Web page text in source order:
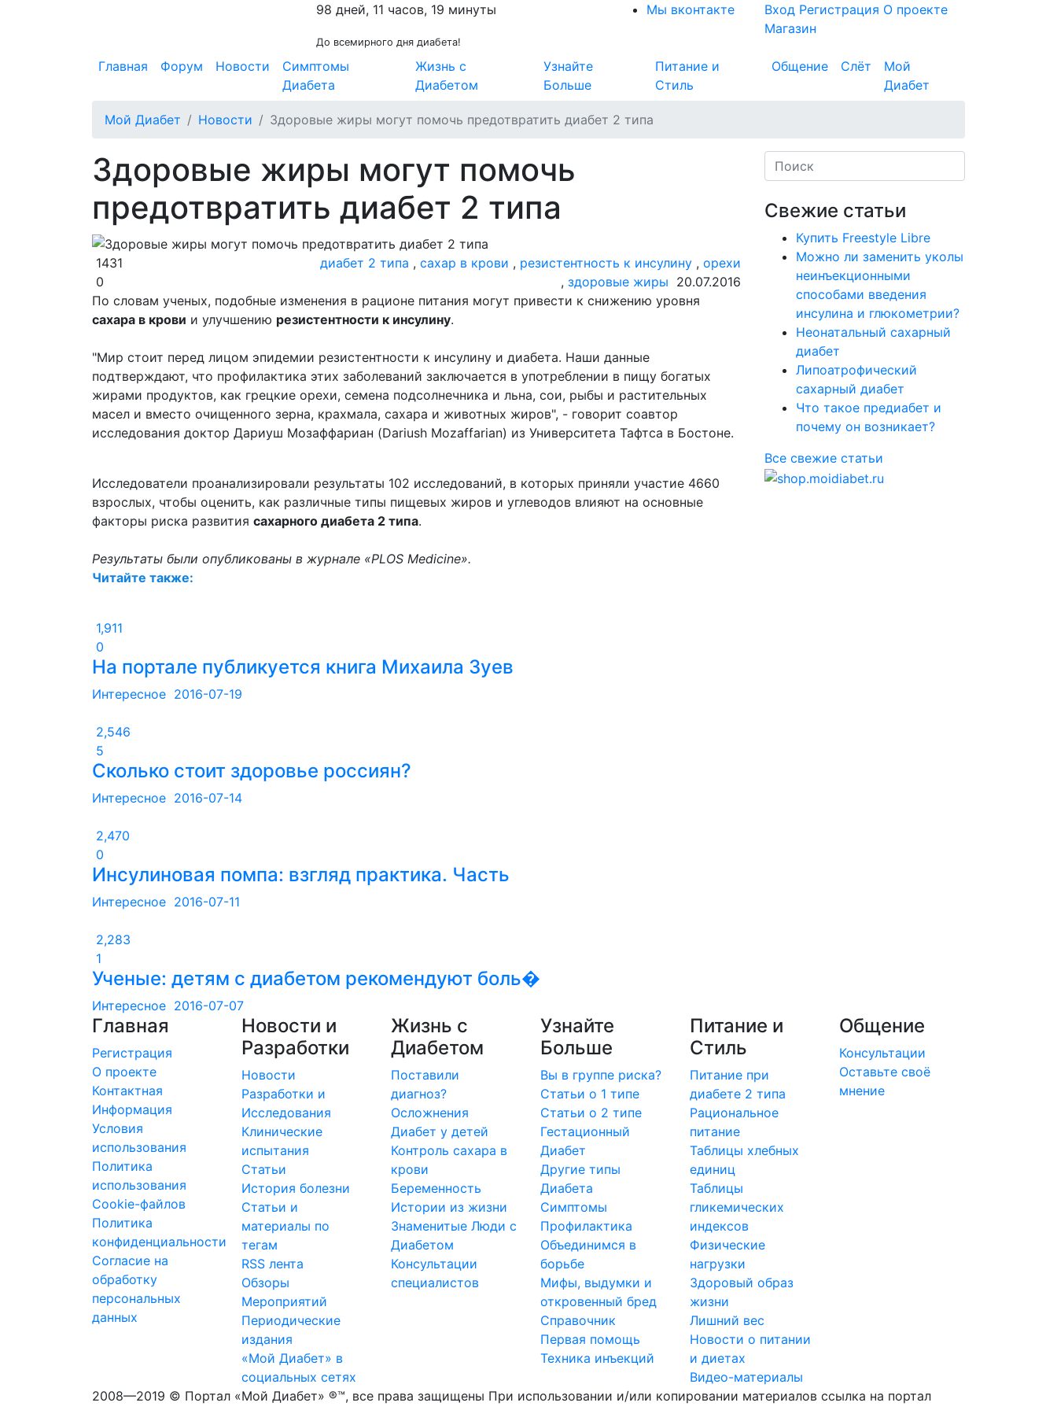
98 дней, 11 часов, 19 минуты
До всемирного дня диабета!
Мы вконтакте Вход Регистрация О проекте
Магазин
Главная Форум Новости
Симптомы
Диабета
Жизнь с
Диабетом
Узнайте
Больше
Питание и
Стиль
Общение Слёт
Мой
Диабет
Мой Диабет Новости Здоровые жиры могут помочь предотвратить диабет 2 типа
Здоровые жиры могут помочь
предотвратить диабет 2 типа
1431
0
диабет 2 типа , сахар в крови , резистентность к инсулину, орехи
, здоровые жиры 20.07.2016
По словам ученых, подобные изменения в рационе питания могут привести к снижению уровня
сахара в крови и улучшению резистентности к инсулину.
"Мир стоит перед лицом эпидемии резистентности к инсулину и диабета. Наши данные
подтверждают, что профилактика этих заболеваний заключается в употреблении в пищу богатых
жирами продуктов, как грецкие орехи, семена подсолнечника и льна, сои, рыбы и растительных
масел и вместо очищенного зерна, крахмала, сахара и животных жиров", - говорит соавтор
исследования доктор Дариуш Мозаффариан (Dariush Mozaffarian) из Университета Тафтса в Бостоне.
Исследователи проанализировали результаты 102 исследований, в которых приняли участие 4660
взрослых, чтобы оценить, как различные типы пищевых жиров и углеводов влияют на основные
факторы риска развития сахарного диабета 2 типа.
Результаты были опубликованы в журнале «PLOS Medicine».
Свежие статьи
Купить Freestyle Libre
Можно ли заменить уколы
неинъекционными
способами введения
инсулина и глюкометрии?
Неонатальный сахарный
диабет
Липоатрофический
сахарный диабет
Что такое предиабет и
почему он возникает?
Все свежие статьи
Читайте также:
1,911
0
На портале публикуется книга Михаила Зуев
Интересное 2016-07-19
2,546
5
Сколько стоит здоровье россиян?
Интересное 2016-07-14
2,470
0
Инсулиновая помпа: взгляд практика. Часть
Интересное 2016-07-11
2,283
1
Ученые: детям с диабетом рекомендуют боль�
Интересное 2016-07-07
Главная
Регистрация
О проекте
Контактная
Информация
Условия
использования
Политика
использования
Cookie-файлов
Политика
конфиденциальности
Согласие на
обработку
персональных
данных
Новости и
Разработки
Новости
Разработки и
Исследования
Клинические
испытания
Статьи
История болезни
Статьи и
материалы по
тегам
RSS лента
Обзоры
Мероприятий
Периодические
издания
«Мой Диабет» в
социальных сетях
Жизнь с
Диабетом
Поставили
диагноз?
Осложнения
Диабет у детей
Контроль сахара в
крови
Беременность
Истории из жизни
Знаменитые Люди с
Диабетом
Консультации
специалистов
Узнайте
Больше
Вы в группе риска?
Статьи о 1 типе
Статьи о 2 типе
Гестационный
Диабет
Другие типы
Диабета
Симптомы
Профилактика
Объединимся в
борьбе
Мифы, выдумки и
откровенный бред
Справочник
Первая помощь
Техника инъекций
Питание и
Стиль
Питание при
диабете 2 типа
Рациональное
питание
Таблицы хлебных
единиц
Таблицы
гликемических
индексов
Физические
нагрузки
Здоровый образ
жизни
Лишний вес
Новости о питании
и диетах
Видео-материалы
Общение
Консультации
Оставьте своё
мнение
2008—2019 © Портал «Мой Диабет» ®™, все права защищены При использовании и/или копировании материалов ссылка на портал